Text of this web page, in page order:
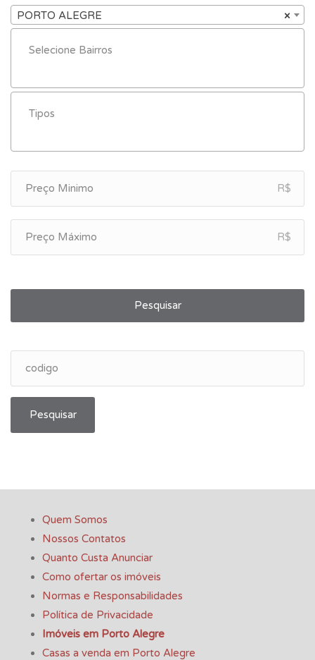
×
PORTO ALEGRE
R$
R$
Pesquisar
Pesquisar
Quem Somos
Nossos Contatos
Quanto Custa Anunciar
Como ofertar os imóveis
Normas e Responsabilidades
Política de Privacidade
Imóveis em Porto Alegre
Casas a venda em Porto Alegre